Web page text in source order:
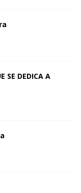
SE DEDICA A